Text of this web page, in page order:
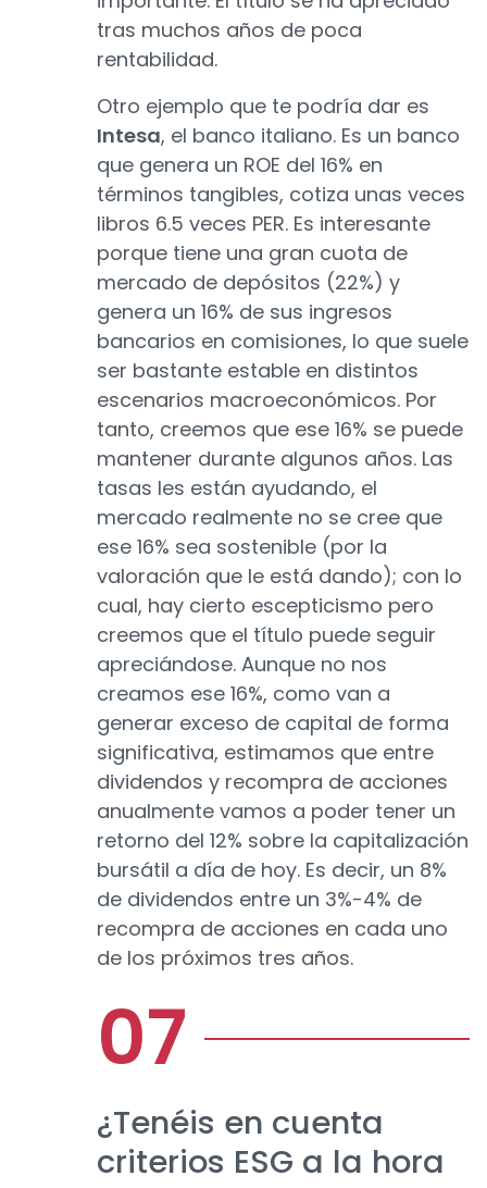
tras muchos años de poca
rentabilidad.
Otro ejemplo que te podría dar es
Intesa, el banco italiano. Es un banco
que genera un ROE del 16% en
términos tangibles, cotiza unas veces
libros 6.5 veces PER. Es interesante
porque tiene una gran cuota de
mercado de depósitos (22%) y
genera un 16% de sus ingresos
bancarios en comisiones, lo que suele
ser bastante estable en distintos
escenarios macroeconómicos. Por
tanto, creemos que ese 16% se puede
mantener durante algunos años. Las
tasas les están ayudando, el
mercado realmente no se cree que
ese 16% sea sostenible (por la
valoración que le está dando); con lo
cual, hay cierto escepticismo pero
creemos que el título puede seguir
apreciándose. Aunque no nos
creamos ese 16%, como van a
generar exceso de capital de forma
significativa, estimamos que entre
dividendos y recompra de acciones
anualmente vamos a poder tener un
retorno del 12% sobre la capitalización
bursátil a día de hoy. Es decir, un 8%
de dividendos entre un 3%-4% de
recompra de acciones en cada uno
de los próximos tres años.
¿Tenéis en cuenta
criterios ESG a la hora